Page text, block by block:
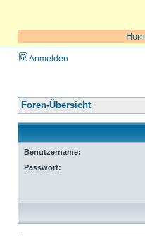
Anmelden
Foren-Übersicht
Benutzername:
Passwort: